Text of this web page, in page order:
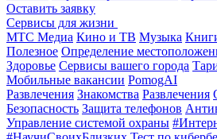
Оставить заявку
Сервисы для жизни
МТС Медиа Кино и ТВ Музыка
Полезное Определение
Здоровье Сервисы вашего города
Мобильные вакансии PomogAI
Развлечения Знакомства Развлечения
Безопасность Защита телефонов
Управление системой охраны